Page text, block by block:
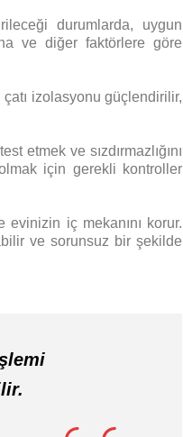
durumlarda, uygun
ve diğer faktörlere göre
izolasyonu güçlendirilir,
etmek ve sızdırmazlığını
için gerekli kontroller
evinizin iç mekanını korur.
ve sorunsuz bir şekilde